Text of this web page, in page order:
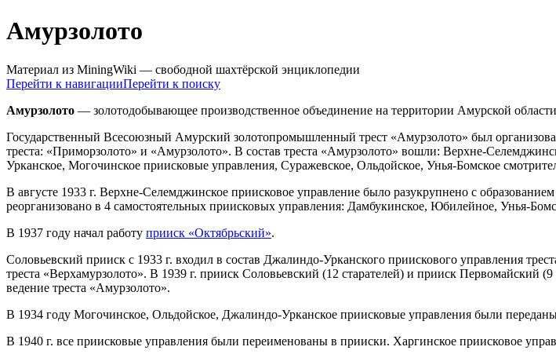
Амурзолото
Материал из MiningWiki — свободной шахтёрской энциклопедии
Перейти к навигацииПерейти к поиску
Амурзолото — золотодобывающее производственное объединение на территории Амурской
Государственный Всесоюзный Амурский золотопромышленный трест «Амурзолото» был
треста: «Приморзолото» и «Амурзолото». В состав треста «Амурзолото» вошли: Верхне-
Урканское, Могочинское приисковые управления, Суражевское, Ольдойское, Унья-Бомское
В августе 1933 г. Верхне-Селемджинское приисковое управление было разукрупнено с
реорганизовано в 4 самостоятельных приисковых управления: Дамбукинское, Юбилейное, Унья-
В 1937 году начал работу прииск «Октябрьский».
Соловьевский прииск с 1933 г. входил в состав Джалиндо-Урканского приискового управления
треста «Верхамурзолото». В 1939 г. прииск Соловьевский (12 старателей) и прииск Первомайский
ведение треста «Амурзолото».
В 1934 году Могочинское, Ольдойское, Джалиндо-Урканское приисковые управления были переданы
В 1940 г. все приисковые управления были переименованы в прииски. Харгинское приисковое